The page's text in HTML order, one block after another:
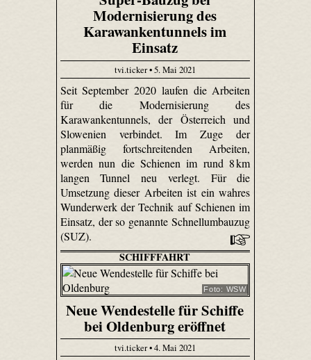
Modernisierung des
Karawankentunnels im
Einsatz
tvi.ticker • 5. Mai 2021
Seit September 2020 laufen die Arbeiten
für die Modernisierung des
Karawankentunnels, der Österreich und
Slowenien verbindet. Im Zuge der
planmäßig fortschreitenden Arbeiten,
werden nun die Schienen im rund 8 km
langen Tunnel neu verlegt. Für die
Umsetzung dieser Arbeiten ist ein wahres
Wunderwerk der Technik auf Schienen im
Einsatz, der so genannte Schnellumbauzug
(SUZ).
SCHIFFFAHRT
Foto: WSW
Neue Wendestelle für Schiffe
bei Oldenburg eröffnet
tvi.ticker • 4. Mai 2021